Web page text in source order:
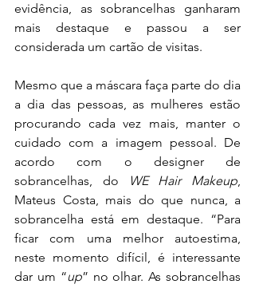
evidência, as sobrancelhas ganharam
mais destaque e passou a ser
considerada um cartão de visitas.
Mesmo que a máscara faça parte do dia
a dia das pessoas, as mulheres estão
procurando cada vez mais, manter o
cuidado com a imagem pessoal. De
acordo com o designer de
sobrancelhas, do
WE Hair Makeup,
Mateus Costa, mais do que nunca, a
sobrancelha está em destaque. “Para
ficar com uma melhor autoestima,
neste momento difícil, é interessante
dar um “up” no olhar. As sobrancelhas